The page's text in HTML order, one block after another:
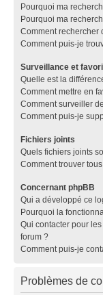
Pourquoi ma
Pourquoi ma
Comment rechercher
Comment puis-je
Surveillance et
Quelle est la
Comment mettre en
Comment surveiller
Comment puis-je
Fichiers joints
Quels fichiers joints
Comment trouver
Concernant phpBB
Qui a développé ce
Pourquoi la
Qui contacter pour
forum ?
Comment puis-je
Problèmes de